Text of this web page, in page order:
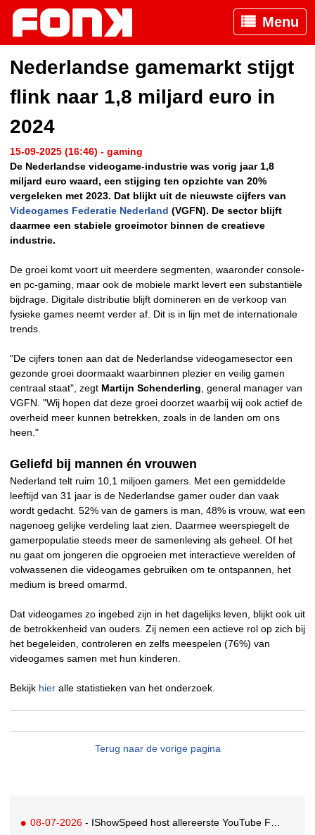
Menu
Nederlandse gamemarkt stijgt
flink naar 1,8 miljard euro in
2024
15-09-2025 (16:46) - gaming
De Nederlandse videogame-industrie was vorig jaar 1,8
miljard euro waard, een stijging ten opzichte van 20%
vergeleken met 2023. Dat blijkt uit de nieuwste cijfers van
Videogames Federatie Nederland (VGFN). De sector blijft
daarmee een stabiele groeimotor binnen de creatieve
industrie.
De groei komt voort uit meerdere segmenten, waaronder console-
en pc-gaming, maar ook de mobiele markt levert een substantiële
bijdrage. Digitale distributie blijft domineren en de verkoop van
fysieke games neemt verder af. Dit is in lijn met de internationale
trends.
"De cijfers tonen aan dat de Nederlandse videogamesector een
gezonde groei doormaakt waarbinnen plezier en veilig gamen
centraal staat", zegt Martijn Schenderling , general manager van
VGFN. "Wij hopen dat deze groei doorzet waarbij wij ook actief de
overheid meer kunnen betrekken, zoals in de landen om ons
heen."
Geliefd bij mannen én vrouwen
Nederland telt ruim 10,1 miljoen gamers. Met een gemiddelde
leeftijd van 31 jaar is de Nederlandse gamer ouder dan vaak
wordt gedacht. 52% van de gamers is man, 48% is vrouw, wat een
nagenoeg gelijke verdeling laat zien. Daarmee weerspiegelt de
gamerpopulatie steeds meer de samenleving als geheel. Of het
nu gaat om jongeren die opgroeien met interactieve werelden of
volwassenen die videogames gebruiken om te ontspannen, het
medium is breed omarmd.
Dat videogames zo ingebed zijn in het dagelijks leven, blijkt ook uit
de betrokkenheid van ouders. Zij nemen een actieve rol op zich bij
het begeleiden, controleren en zelfs meespelen (76%) van
videogames samen met hun kinderen.
Bekijk hier alle statistieken van het onderzoek.
Terug naar de vorige pagina
08-07-2026 - IShowSpeed host allereerste YouTube FIFA Creator Cup